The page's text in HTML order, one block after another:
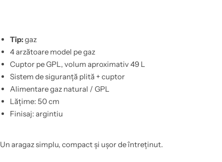
Tip:gaz
4 arzătoare model pe gaz
Cuptor pe GPL, volum aproximativ 49 L
Sistem de siguranță plită + cuptor
Alimentare gaz natural / GPL
Lățime: 50 cm
Finisaj: argintiu
Un aragaz simplu, compact și ușor de întreținut.